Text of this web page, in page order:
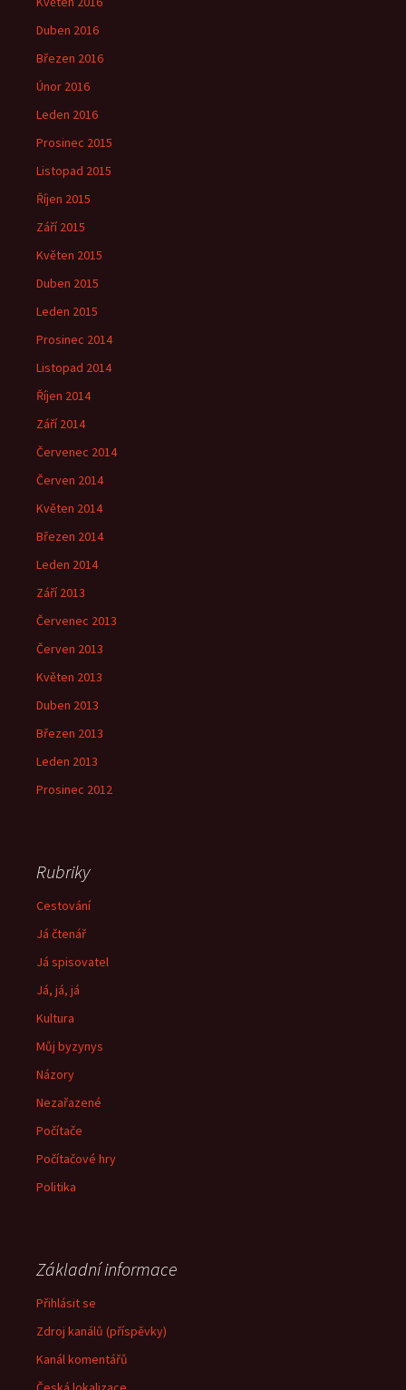
Duben 2016
Březen 2016
Únor 2016
Leden 2016
Prosinec 2015
Listopad 2015
Říjen 2015
Září 2015
Květen 2015
Duben 2015
Leden 2015
Prosinec 2014
Listopad 2014
Říjen 2014
Září 2014
Červenec 2014
Červen 2014
Květen 2014
Březen 2014
Leden 2014
Září 2013
Červenec 2013
Červen 2013
Květen 2013
Duben 2013
Březen 2013
Leden 2013
Prosinec 2012
Rubriky
Cestování
Já čtenář
Já spisovatel
Já, já, já
Kultura
Můj byzynys
Názory
Nezařazené
Počítače
Počítačové hry
Politika
Základní informace
Přihlásit se
Zdroj kanálů (příspěvky)
Kanál komentářů